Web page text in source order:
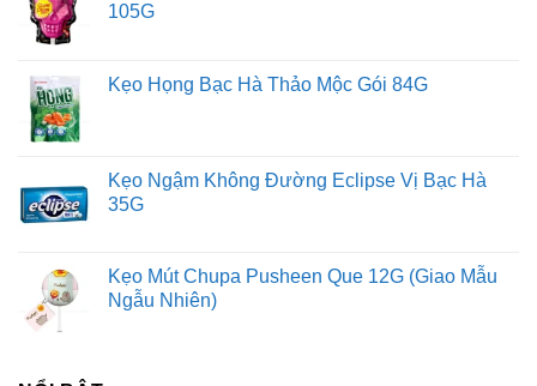
105G
Kẹo Họng Bạc Hà Thảo Mộc Gói 84G
Kẹo Ngậm Không Đường Eclipse Vị Bạc Hà
35G
Kẹo Mút Chupa Pusheen Que 12G (Giao Mẫu
Ngẫu Nhiên)